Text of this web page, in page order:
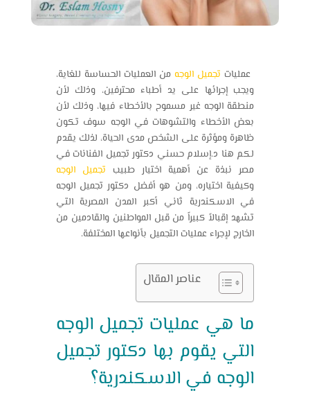
عمليات تجميل الوجه من العمليات الحساسة للغاية،
ويجب إجرائها على يد أطباء محترفين، وذلك لأن
منطقة الوجه غير مسموح بالأخطاء فيها، وذلك لأن
بعض الأخطاء والتشوهات في الوجه سوف تكون
ظاهرة ومؤثرة على الشخص مدى الحياة، لذلك يقدم
لكم هنا د.إسلام حسني دكتور تجميل الفنانات في
مصر نبذة عن أهمية اختيار طبيب تجميل الوجه
وكيفية اختياره، ومن هو أفضل دكتور تجميل الوجه
في الاسكندرية ثاني أكبر المدن المصرية التي
تشهد إقبالاً كبيراً من قبل المواطنين والقادمين من
الخارج لإجراء عمليات التجميل بأنواعها المختلفة.
عناصر المقال
ما هي عمليات تجميل الوجه
التي يقوم بها دكتور تجميل
الوجه في الاسكندرية؟